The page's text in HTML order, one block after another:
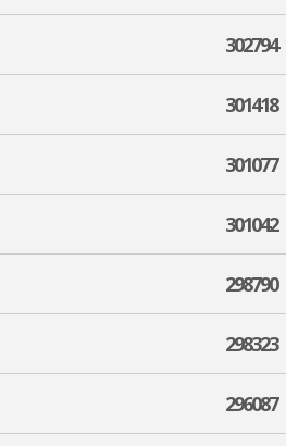
302794
301418
301077
301042
298790
298323
296087